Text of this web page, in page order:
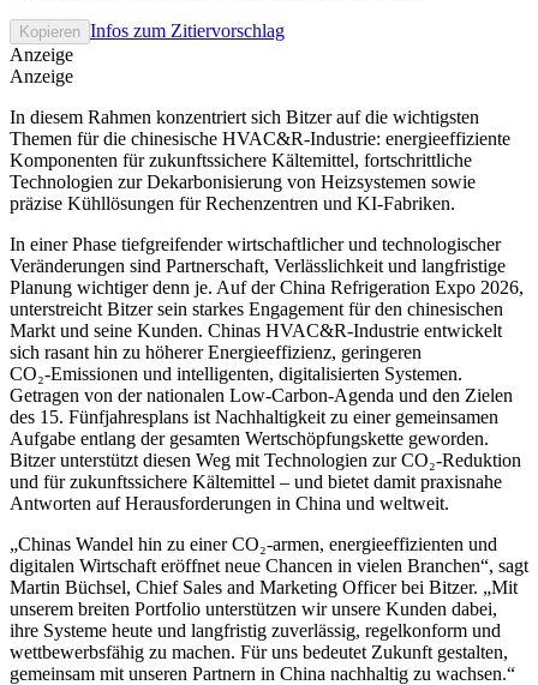
Kopieren Infos zum Zitiervorschlag
Anzeige
Anzeige
In diesem Rahmen konzentriert sich Bitzer auf die wichtigsten
Themen für die chinesische HVAC&R‑Industrie: energieeffiziente
Komponenten für zukunftssichere Kältemittel, fortschrittliche
Technologien zur Dekarbonisierung von Heizsystemen sowie
präzise Kühllösungen fürRechenzentren und KI‑Fabriken.
In einer Phase tiefgreifender wirtschaftlicher und technologischer
Veränderungen sind Partnerschaft, Verlässlichkeit und langfristige
Planung wichtiger denn je. Auf der China Refrigeration Expo 2026,
unterstreicht Bitzer sein starkes Engagement für den chinesischen
Markt und seine Kunden. Chinas HVAC&R‑Industrie entwickelt
sich rasant hin zu höherer Energieeffizienz, geringeren
CO₂‑Emissionen und intelligenten, digitalisierten Systemen.
Getragen von der nationalen Low‑Carbon‑Agenda und den Zielen
des 15. Fünfjahresplans ist Nachhaltigkeit zu einer gemeinsamen
Aufgabe entlang der gesamten Wertschöpfungskette geworden.
Bitzer unterstützt diesen Weg mit Technologien zur CO₂‑Reduktion
und für zukunftssichere Kältemittel – und bietet damit praxisnahe
Antworten auf Herausforderungen in China und weltweit.
„Chinas Wandel hin zu einer CO₂‑armen, energieeffizienten und
digitalen Wirtschaft eröffnet neue Chancen in vielen Branchen“, sagt
Martin Büchsel, Chief Sales and Marketing Officer bei Bitzer. „Mit
unserem breiten Portfolio unterstützen wir unsere Kunden dabei,
ihre Systeme heute und langfristig zuverlässig, regelkonform und
wettbewerbsfähig zu machen. Für uns bedeutet Zukunft gestalten,
gemeinsam mit unseren Partnern in China nachhaltig zu wachsen.“